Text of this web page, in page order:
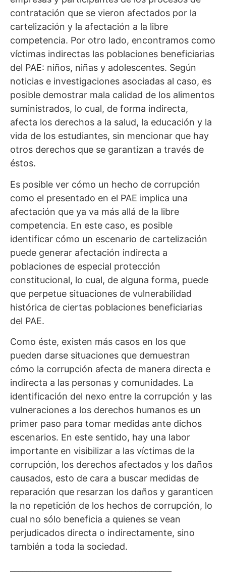
contratación que se vieron afectados por la
cartelización y la afectación a la libre
competencia. Por otro lado, encontramos como
víctimas indirectas las poblaciones beneficiarias
del PAE: niños, niñas y adolescentes. Según
noticias e investigaciones asociadas al caso, es
posible demostrar mala calidad de los alimentos
suministrados, lo cual, de forma indirecta,
afecta los derechos a la salud, la educación y la
vida de los estudiantes, sin mencionar que hay
otros derechos que se garantizan a través de
éstos.
Es posible ver cómo un hecho de corrupción
como el presentado en el PAE implica una
afectación que ya va más allá de la libre
competencia. En este caso, es posible
identificar cómo un escenario de cartelización
puede generar afectación indirecta a
poblaciones de especial protección
constitucional, lo cual, de alguna forma, puede
que perpetue situaciones de vulnerabilidad
histórica de ciertas poblaciones beneficiarias
del PAE.
Como éste, existen más casos en los que
pueden darse situaciones que demuestran
cómo la corrupción afecta de manera directa e
indirecta a las personas y comunidades. La
identificación del nexo entre la corrupción y las
vulneraciones a los derechos humanos es un
primer paso para tomar medidas ante dichos
escenarios. En este sentido, hay una labor
importante en visibilizar a las víctimas de la
corrupción, los derechos afectados y los daños
causados, esto de cara a buscar medidas de
reparación que resarzan los daños y garanticen
la no repetición de los hechos de corrupción, lo
cual no sólo beneficia a quienes se vean
perjudicados directa o indirectamente, sino
también a toda la sociedad.